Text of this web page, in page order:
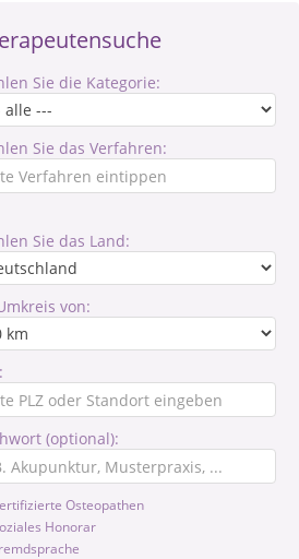
Sie die Kategorie:
Sie das Verfahren:
Sie das Land:
von:
(optional):
Osteopathen
Honorar